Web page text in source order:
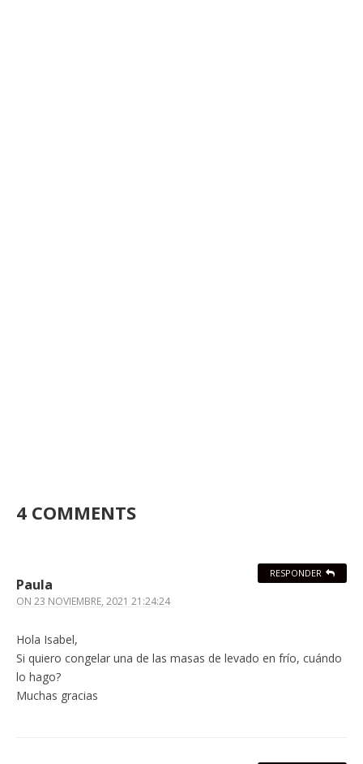
4 COMMENTS
Paula
ON 23 NOVIEMBRE, 2021 21:24:24
Hola Isabel,
Si quiero congelar una de las masas de levado en frío, cuándo
lo hago?
Muchas gracias
RESPONDER